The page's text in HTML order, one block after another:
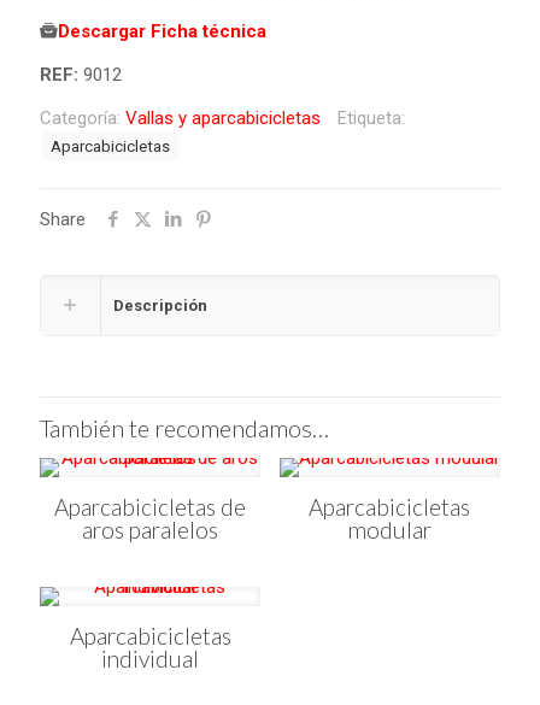
Descargar Ficha técnica
REF: 9012
Categoría: Vallas y aparcabicicletas Etiqueta:
Aparcabicicletas
Share
Descripción
También te recomendamos…
Aparcabicicletas de
aros paralelos
Aparcabicicletas
modular
Aparcabicicletas
individual